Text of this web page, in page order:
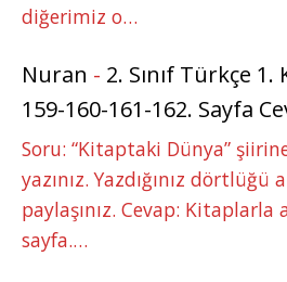
diğerimiz o…
Nuran - 2. Sınıf Türkçe
159-160-161-162. Sayfa
Soru: “Kitaptaki Dünya”
yazınız. Yazdığınız dörtlüğü
paylaşınız. Cevap: Kitaplarla
sayfa.…